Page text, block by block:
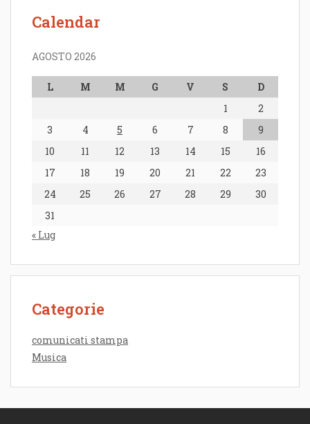
Calendar
AGOSTO 2026
L M M G V S
D
1
2
3
4 5 6 7 8
9
10
11 12 13 14 15
16
17
18 19 20 21 22
23
24
25 26 27 28 29
30
31
« Lug
Categorie
comunicati stampa
Musica